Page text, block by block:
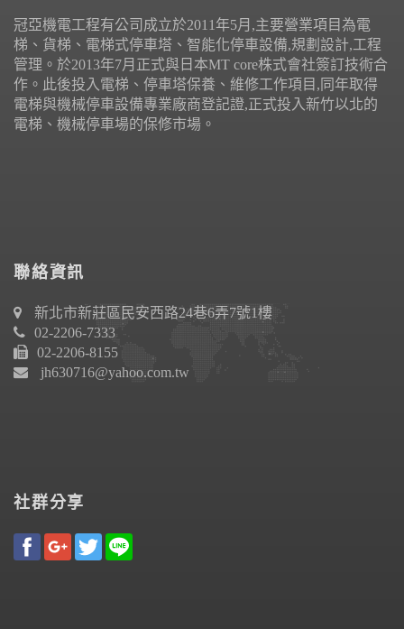
冠亞機電工程有公司成立於2011年5月,主要營業項目為電
梯、貨梯、電梯式停車塔、智能化停車設備,規劃設計,工程
管理。於2013年7月正式與日本MT core株式會社簽訂技術合
作。此後投入電梯、停車塔保養、維修工作項目,同年取得
電梯與機械停車設備專業廠商登記證,正式投入新竹以北的
電梯、機械停車場的保修市場。
聯絡資訊
新北市新莊區民安西路24巷6弄7號1樓
02-2206-7333
02-2206-8155
jh630716@yahoo.com.tw
社群分享